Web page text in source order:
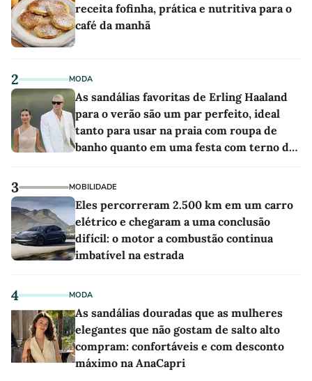
receita fofinha, prática e nutritiva para o
café da manhã
2 MODA
As sandálias favoritas de Erling Haaland
para o verão são um par perfeito, ideal
tanto para usar na praia com roupa de
banho quanto em uma festa com terno de
3 MOBILIDADE
Eles percorreram 2.500 km em um carro
elétrico e chegaram a uma conclusão
difícil: o motor a combustão continua
imbatível na estrada
4 MODA
As sandálias douradas que as mulheres
elegantes que não gostam de salto alto
compram: confortáveis e com desconto
máximo na AnaCapri